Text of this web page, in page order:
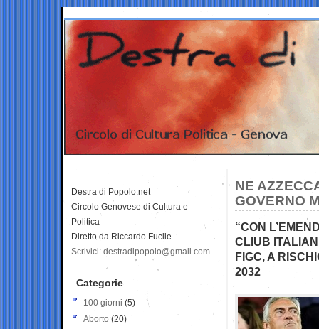
NE
GOVERNO
“CON
CLIUB
FIGC, A
2032
Destra di Popolo.net
Circolo Genovese di Cultura e
Politica
Diretto da Riccardo Fucile
Scrivici: destradipopolo@gmail.com
Categorie
100 giorni (5)
Aborto (20)